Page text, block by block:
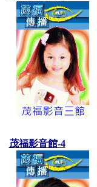
茂福影音館-4